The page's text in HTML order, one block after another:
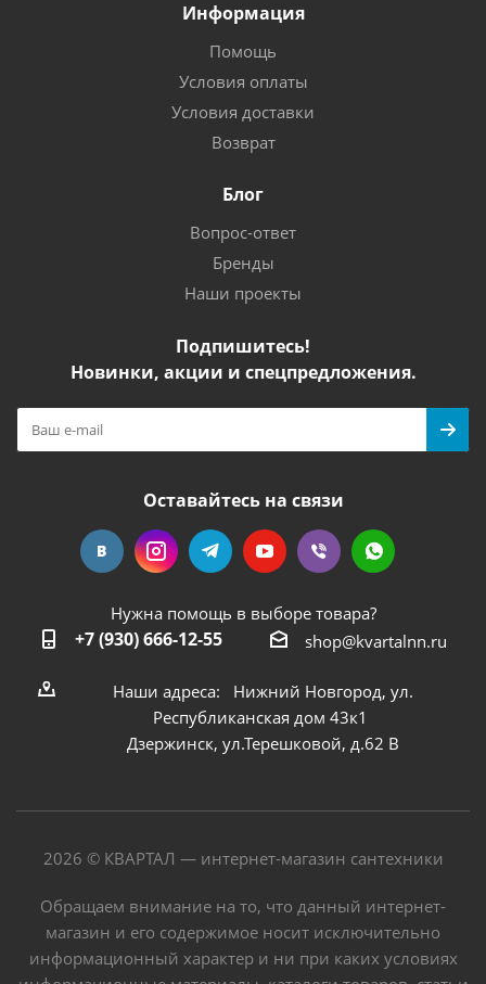
Информация
Помощь
Условия оплаты
Условия доставки
Возврат
Блог
Вопрос-ответ
Бренды
Наши проекты
Подпишитесь!
Новинки, акции и спецпредложения.
Оставайтесь на связи
Нужна помощь в выборе товара?
+7 (930) 666-12-55 shop@kvartalnn.ru
Наши адреса: Нижний Новгород, ул.
Республиканская дом 43к1
Дзержинск, ул.Терешковой, д.62 В
2026 © КВАРТАЛ — интернет-магазин сантехники
Обращаем внимание на то, что данный интернет-
магазин и его содержимое носит исключительно
информационный характер и ни при каких условиях